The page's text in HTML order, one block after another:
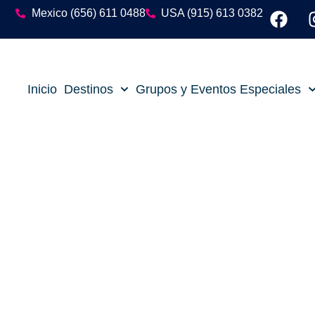
Mexico (656) 611 0488 USA (915) 613 0382
Inicio Destinos Grupos y Eventos Especiales